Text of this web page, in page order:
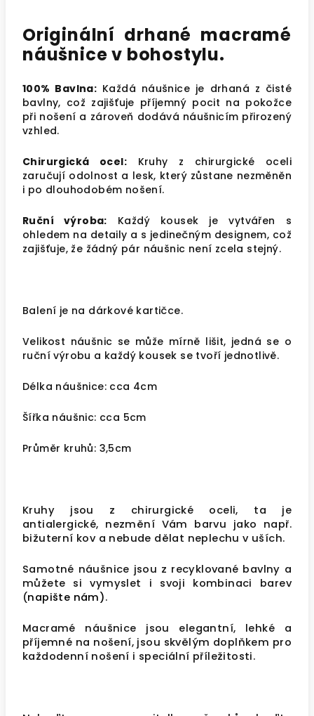
Originální drhané macramé
náušnice v bohostylu.
100% Bavlna: Každá náušnice je drhaná z čisté
bavlny, což zajišťuje příjemný pocit na pokožce
při nošení a zároveň dodává náušnicím přirozený
vzhled.
Chirurgická ocel:Kruhy z chirurgické oceli
zaručují odolnost a lesk, který zůstane nezměněn
i po dlouhodobém nošení.
Ruční výroba: Každý kousek je vytvářen s
ohledem na detaily a s jedinečným designem, což
zajišťuje, že žádný pár náušnic není zcela stejný.
Balení je na dárkové kartičce.
Velikost náušnic se může mírně lišit, jedná se o
ruční výrobu a každý kousek se tvoří jednotlivě.
Délka náušnice: cca 4cm
Šířka náušnic: cca 5cm
Průměr kruhů: 3,5cm
Kruhy jsou z chirurgické oceli, ta je
antialergické, nezmění Vám barvu jako např.
bižuterní kov a nebude dělat neplechu v uších.
Samotné náušnice jsou z recyklované bavlny a
můžete si vymyslet i svoji kombinaci barev
(napište nám).
Macramé náušnice jsou elegantní, lehké a
příjemné na nošení, jsou skvělým doplňkem pro
každodenní nošení i speciální příležitosti.